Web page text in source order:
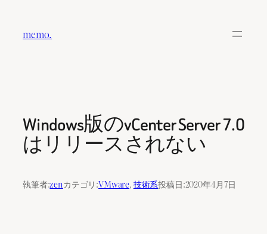
memo.
Windows版のvCenter Server 7.0
はリリースされない
執筆者:zenカテゴリ:VMware, 技術系投稿日:2020年4月7日